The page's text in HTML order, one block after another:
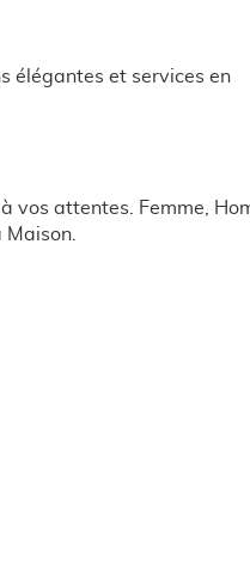
élégantes et services en
vos attentes. Femme,